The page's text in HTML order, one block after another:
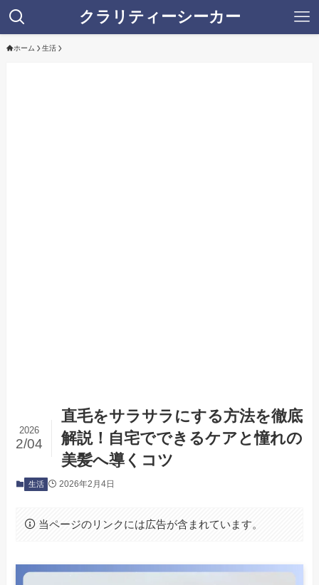
クラリティーシーカー
ホーム 生活
直毛をサラサラにする方法を徹底
解説！自宅でできるケアと憧れの
美髪へ導くコツ
2026
2/04
生活 2026年2月4日
当ページのリンクには広告が含まれています。